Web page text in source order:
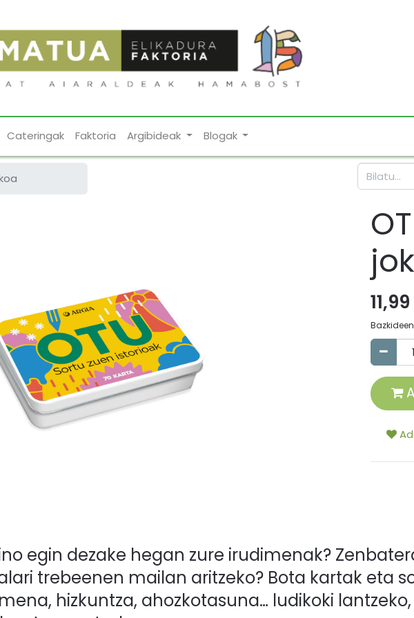
Cateringak Faktoria Argibideak Blogak
11,99
egin dezake hegan zure irudimenak?
trebeenen mailan aritzeko? Bota kartak eta
hizkuntza, ahozkotasuna… ludikoki